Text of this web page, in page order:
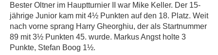
Bester Oltner im Hauptturnier II war Mike Keller. Der 15-
jährige Junior kam mit 4½ Punkten auf den 18. Platz. Weit
nach vorne sprang Harry Gheorghiu, der als Startnummer
89 mit 3½ Punkten 45. wurde. Markus Angst holte 3
Punkte, Stefan Boog 1½.